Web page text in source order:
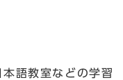
語教室などの学習